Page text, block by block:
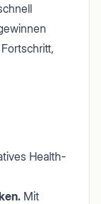
Health-
Mit